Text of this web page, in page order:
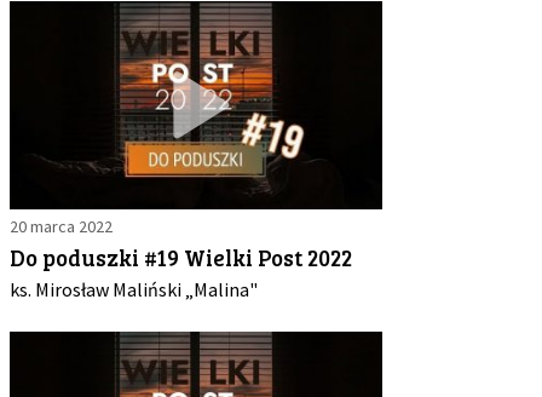
20 marca 2022
Do poduszki #19 Wielki Post 2022
ks. Mirosław Maliński „Malina"